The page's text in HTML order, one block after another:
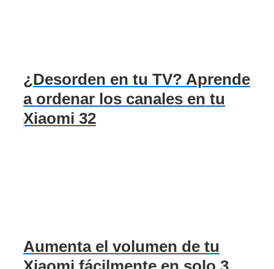
¿Desorden en tu TV? Aprende
a ordenar los canales en tu
Xiaomi 32
Aumenta el volumen de tu